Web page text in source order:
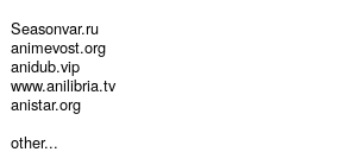
Seasonvar.ru
animevost.org
anidub.vip
www.anilibria.tv
anistar.org
other...